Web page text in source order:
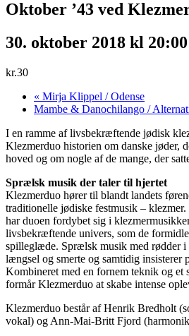
Oktober ’43 ved
30. oktober 2018 kl 20:00
kr.30
« Mirja Klippel / Odense
Mambe & Danochilango /
I en ramme af livsbekræftende jødisk
Klezmerduo historien om danske jøder,
hoved og om nogle af de mange, der
Sprælsk musik der taler til hjertet
Klezmerduo hører til blandt landets
traditionelle jødiske festmusik –
har duoen fordybet sig i
livsbekræftende univers, som de
spilleglæde. Sprælsk musik med rødder i
længsel og smerte og samtidig insisterer
Kombineret med en fornem teknik og
formår Klezmerduo at skabe intense
Klezmerduo består af Henrik Bredholt
vokal) og Ann-Mai-Britt Fjord